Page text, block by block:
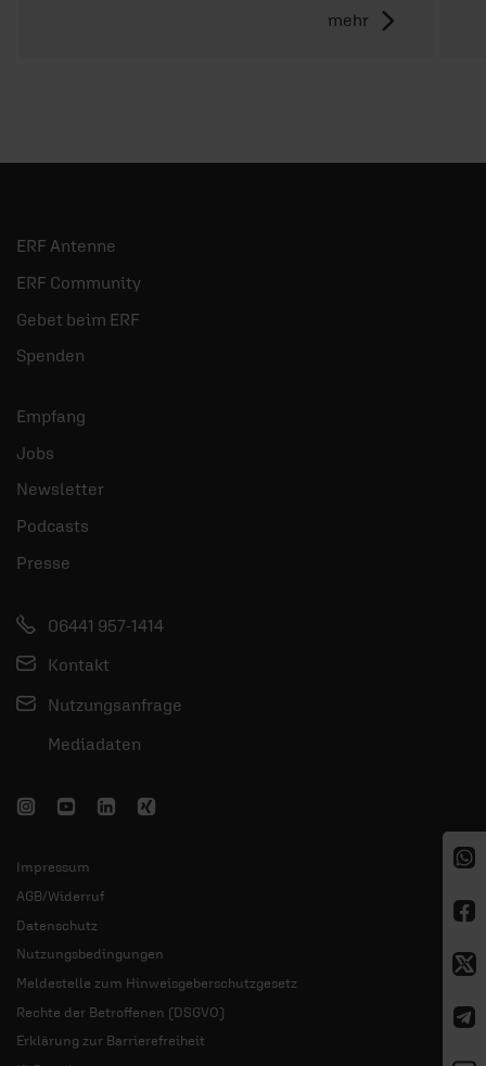
mehr
ERF Antenne
ERF Community
Gebet beim ERF
Spenden
Empfang
Jobs
Newsletter
Podcasts
Presse
06441 957-1414
Kontakt
Nutzungsanfrage
Mediadaten
Impressum
AGB/Widerruf
Datenschutz
Nutzungsbedingungen
Meldestelle zum Hinweisgeberschutzgesetz
Rechte der Betroffenen (DSGVO)
Erklärung zur Barrierefreiheit